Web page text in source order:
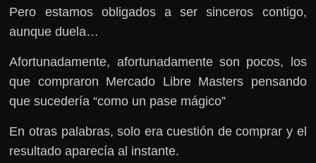
Pero estamos obligados a ser sinceros contigo,
aunque duela…
Afortunadamente, afortunadamente son pocos, los
que compraron Mercado Libre Masters pensando
que sucedería “como un pase mágico”
En otras palabras, solo era cuestión de comprar y el
resultado aparecía al instante.